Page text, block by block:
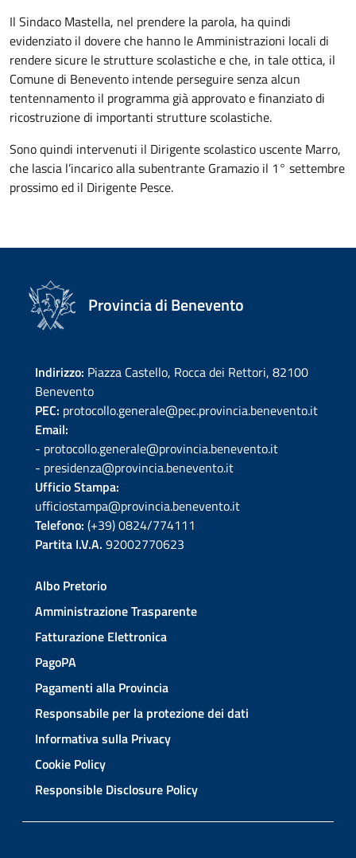
Il Sindaco Mastella, nel prendere la parola, ha quindi
evidenziato il dovere che hanno le Amministrazioni locali di
rendere sicure le strutture scolastiche e che, in tale ottica, il
Comune di Benevento intende perseguire senza alcun
tentennamento il programma già approvato e finanziato di
ricostruzione di importanti strutture scolastiche.
Sono quindi intervenuti il Dirigente scolastico uscente Marro,
che lascia l’incarico alla subentrante Gramazio il 1° settembre
prossimo ed il Dirigente Pesce.
Provincia di Benevento
Indirizzo: Piazza Castello, Rocca dei Rettori, 82100
Benevento
PEC: protocollo.generale@pec.provincia.benevento.it
Email:
- protocollo.generale@provincia.benevento.it
- presidenza@provincia.benevento.it
Ufficio Stampa:
ufficiostampa@provincia.benevento.it
Telefono: (+39) 0824/774111
Partita I.V.A. 92002770623
Albo Pretorio
Amministrazione Trasparente
Fatturazione Elettronica
PagoPA
Pagamenti alla Provincia
Responsabile per la protezione dei dati
Informativa sulla Privacy
Cookie Policy
Responsible Disclosure Policy